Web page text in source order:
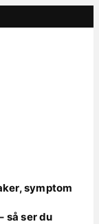
symptom
så ser du